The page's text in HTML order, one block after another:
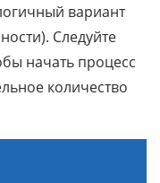
вариант
Следуйте
начать процесс
количество